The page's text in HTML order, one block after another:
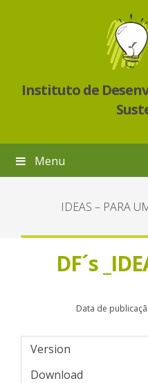
Instituto de
Menu
IDEAS – PARA
DF´s
Data de
Version
Download